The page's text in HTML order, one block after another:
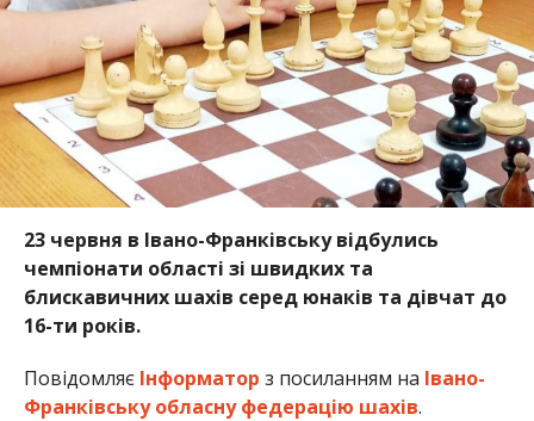
23 червня в Івано-Франківську відбулись
чемпіонати області зі швидких та
блискавичних шахів серед юнаків та дівчат до
16-ти років.
Повідомляє Інформатор з посиланням на Івано-
Франківську обласну федерацію шахів.